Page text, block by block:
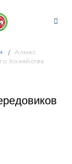
Алмас
Хозяйства